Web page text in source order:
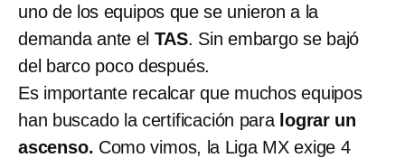
uno de los equipos que se unieron a la
demanda ante el TAS. Sin embargo se bajó
del barco poco después.
Es importante recalcar que muchos equipos
han buscado la certificación para lograr un
ascenso. Como vimos, la Liga MX exige 4